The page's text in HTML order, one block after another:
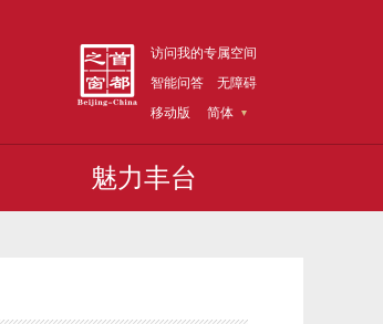
访问我的专属空间
智能问答
无障碍
移动版
简体
魅力丰台